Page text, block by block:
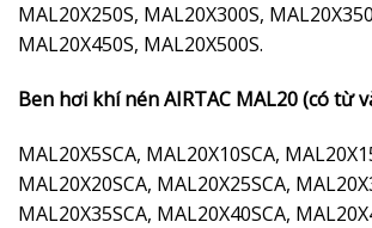
MAL20X250S, MAL20X300S,
MAL20X450S, MAL20X500S.
Ben hơi khí nén AIRTAC MAL20 (có từ
MAL20X5SCA, MAL20X10SCA,
MAL20X20SCA, MAL20X25SCA,
MAL20X35SCA, MAL20X40SCA,